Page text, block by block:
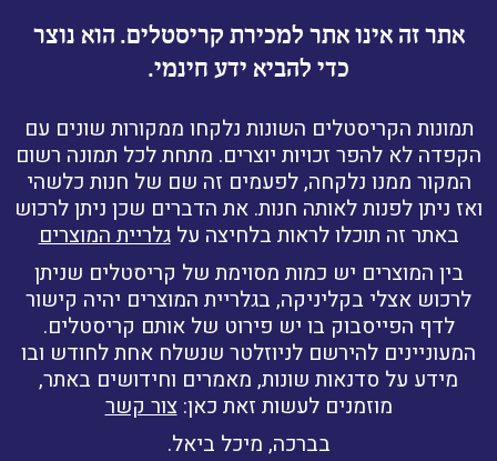
אתר זה אינו אתר למכירת קריסטלים. הוא נוצר
כדי להביא ידע חינמי.
תמונות הקריסטלים השונות נלקחו ממקורות שונים עם
הקפדה לא להפר זכויות יוצרים. מתחת לכל תמונה רשום
המקור ממנו נלקחה, לפעמים זה שם של חנות כלשהי
ואז ניתן לפנות לאותה חנות. את הדברים שכן ניתן לרכוש
באתר זה תוכלו לראות בלחיצה עלגלריית המוצרים
בין המוצרים יש כמות מסוימת של קריסטלים שניתן
לרכוש אצלי בקליניקה, בגלריית המוצרים יהיה קישור
לדף הפייסבוק בו יש פירוט של אותם קריסטלים.
המעוניינים להירשם לניוזלטר שנשלח אחת לחודש ובו
מידע על סדנאות שונות, מאמרים וחידושים באתר,
מוזמנים לעשות זאת כאן:צור קשר
בברכה, מיכל ביאל.